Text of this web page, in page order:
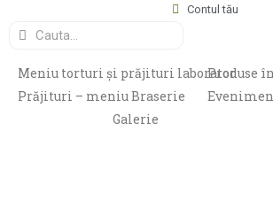
Contul tău
Meniu torturi și prăjituri laborator
Produse
Prăjituri – meniu Braserie
Galerie